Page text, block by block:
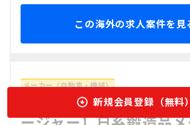
この海外の求人案件を見
メーカー（自動車・機械）
【海外でタイの求人】【
新規会員登録（無料）